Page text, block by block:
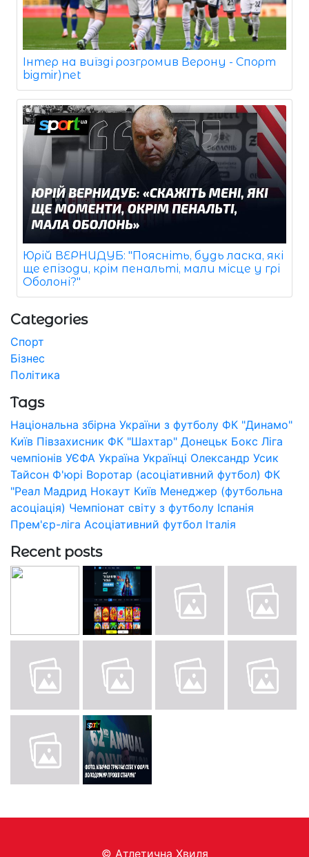
Інтер на виїзді розгромив Верону - Спорт
bigmir)net
Юрій ВЕРНИДУБ: "Поясніть, будь ласка, які
ще епізоди, крім пенальті, мали місце у грі
Оболоні?"
Categories
Спорт
Бізнес
Політика
Tags
Національна збірна України з футболу ФК "Динамо"
Київ Півзахисник ФК "Шахтар" Донецьк Бокс Ліга
чемпіонів УЄФА Україна Українці Олександр Усик
Тайсон Ф'юрі Воротар (асоціативний футбол) ФК
"Реал Мадрид Нокаут Київ Менеджер (футбольна
асоціація) Чемпіонат світу з футболу Іспанія
Прем'єр-ліга Асоціативний футбол Італія
Recent posts
© Aтлетична Хвиля